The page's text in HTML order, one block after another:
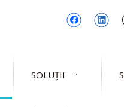
SOLUȚII